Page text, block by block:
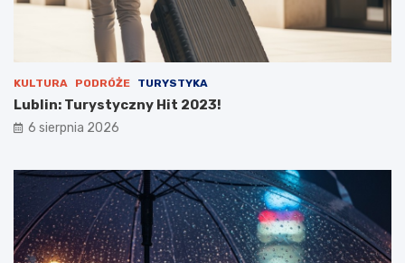
KULTURA PODRÓŻE TURYSTYKA
Lublin: Turystyczny Hit 2023!
6 sierpnia 2026